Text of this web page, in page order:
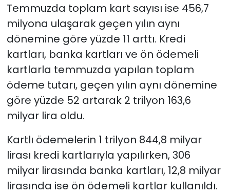
Temmuzda toplam kart sayısı ise 456,7
milyona ulaşarak geçen yılın aynı
dönemine göre yüzde 11 arttı. Kredi
kartları, banka kartları ve ön ödemeli
kartlarla temmuzda yapılan toplam
ödeme tutarı, geçen yılın aynı dönemine
göre yüzde 52 artarak 2 trilyon 163,6
milyar lira oldu.
Kartlı ödemelerin 1 trilyon 844,8 milyar
lirası kredi kartlarıyla yapılırken, 306
milyar lirasında banka kartları, 12,8 milyar
lirasında ise ön ödemeli kartlar kullanıldı.